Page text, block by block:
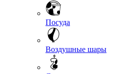
Посуда
Воздушные шары